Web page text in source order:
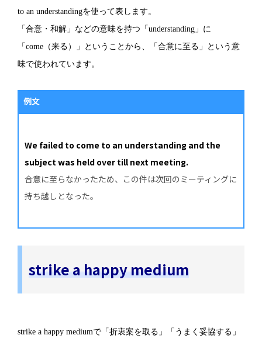
to an understandingを使って表します。
「合意・和解」などの意味を持つ「understanding」に
「come（来る）」ということから、「合意に至る」という意
味で使われています。
例文
We failed to come to an understanding and the
subject was held over till next meeting.
合意に至らなかったため、この件は次回のミーティングに
持ち越しとなった。
strike a happy medium
strike a happy mediumで「折衷案を取る」「うまく妥協する」